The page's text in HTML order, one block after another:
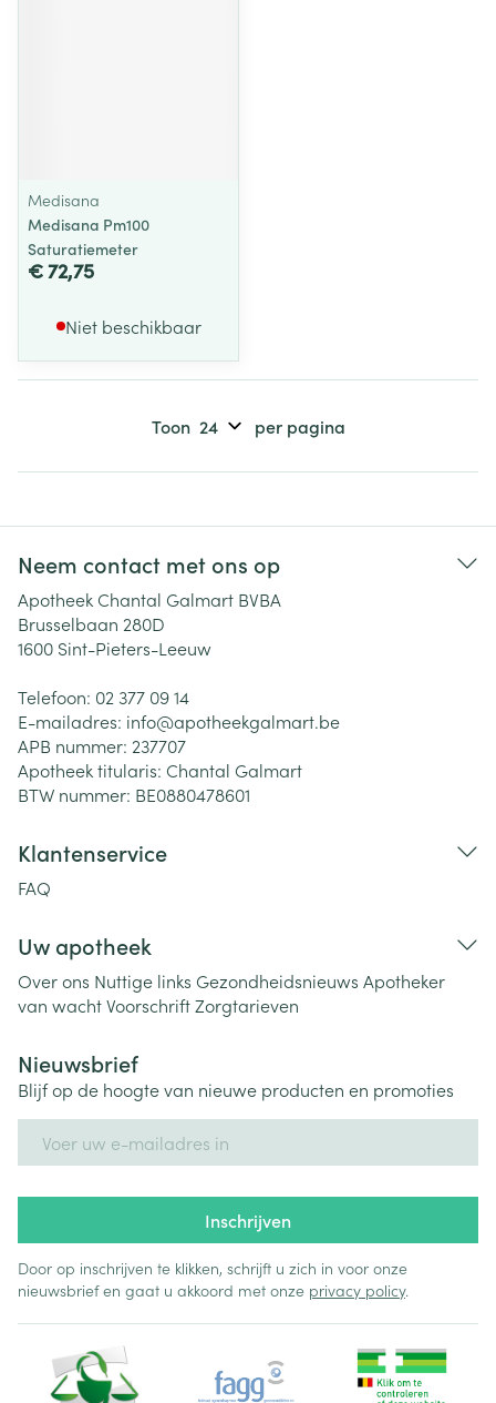
Medisana
Medisana Pm100
Saturatiemeter
€ 72,75
Niet beschikbaar
Toon per pagina
Neem contact met ons op
Apotheek Chantal Galmart BVBA
Brusselbaan 280D
1600 Sint-Pieters-Leeuw
Telefoon: 02 377 09 14
E-mailadres: info@apotheekgalmart.be
APB nummer: 237707
Apotheek titularis: Chantal Galmart
BTW nummer: BE0880478601
Klantenservice
FAQ
Uw apotheek
Over ons Nuttige links Gezondheidsnieuws Apotheker
van wachtVoorschriftZorgtarieven
Nieuwsbrief
Blijf op de hoogte van nieuwe producten en promoties
Inschrijven
Door op inschrijven te klikken, schrijft u zich in voor onze
nieuwsbrief en gaat u akkoord met onze privacy policy.